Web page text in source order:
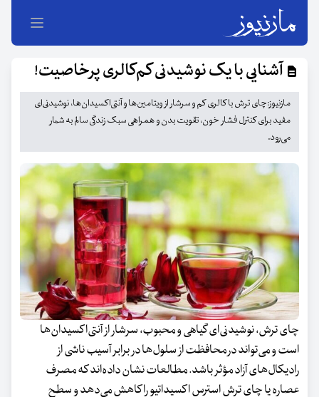
آشنایی با یک نوشیدنی کم‌کالری پرخاصیت!
مازنیوز:چای ترش با کالری کم و سرشار از ویتامین‌ها و آنتی‌اکسیدان‌ها، نوشیدنی‌ای
مفید برای کنترل فشار خون، تقویت بدن و همراهی سبک زندگی سالم به شمار
می‌رود.
چای ترش، نوشیدنی‌ای گیاهی و محبوب، سرشار از آنتی‌اکسیدان‌ها
است و می‌تواند در محافظت از سلول‌ها در برابر آسیب ناشی از
رادیکال‌های آزاد مؤثر باشد. مطالعات نشان داده‌اند که مصرف
عصاره یا چای ترش استرس اکسیداتیو را کاهش می‌دهد و سطح